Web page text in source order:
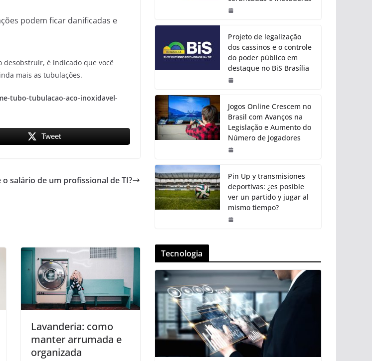
podem ficar danificadas e
desobstruir, é indicado que você
mais as tubulações.
tubo-tubulacao-aco-inoxidavel-
Tweet
o salário de um profissional de TI?
Lavanderia: como
manter arrumada e
organizada
Projeto de legalização
dos cassinos e o controle
do poder público em
destaque no BiS Brasília
Jogos Online Crescem no
Brasil com Avanços na
Legislação e Aumento do
Número de Jogadores
Pin Up y transmisiones
deportivas: ¿es posible
ver un partido y jugar al
mismo tiempo?
Tecnologia